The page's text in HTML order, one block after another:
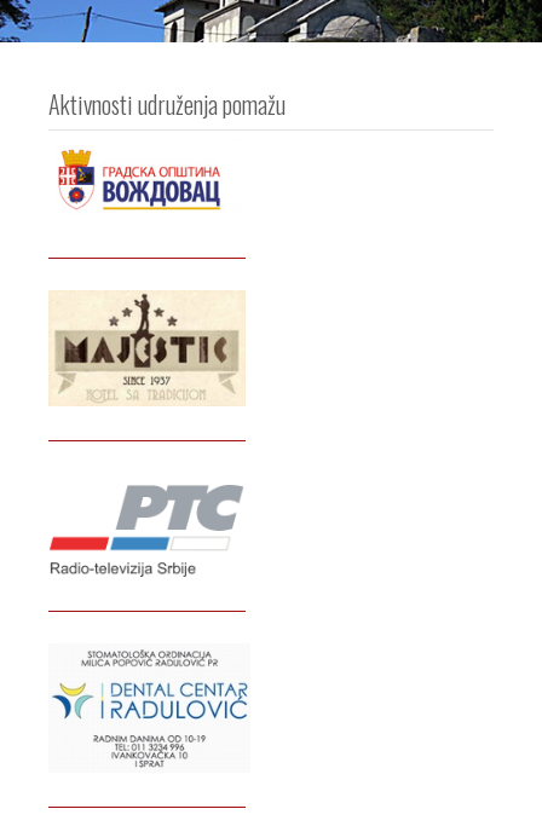
Aktivnosti udruženja pomažu